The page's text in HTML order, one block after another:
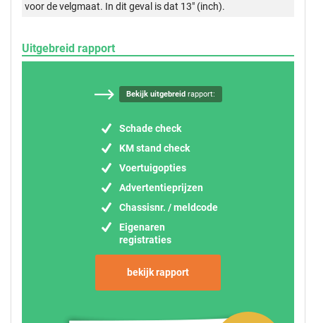
voor de velgmaat. In dit geval is dat 13" (inch).
Uitgebreid rapport
Bekijk uitgebreid rapport:
Schade check
KM stand check
Voertuigopties
Advertentieprijzen
Chassisnr. / meldcode
Eigenaren
registraties
bekijk rapport